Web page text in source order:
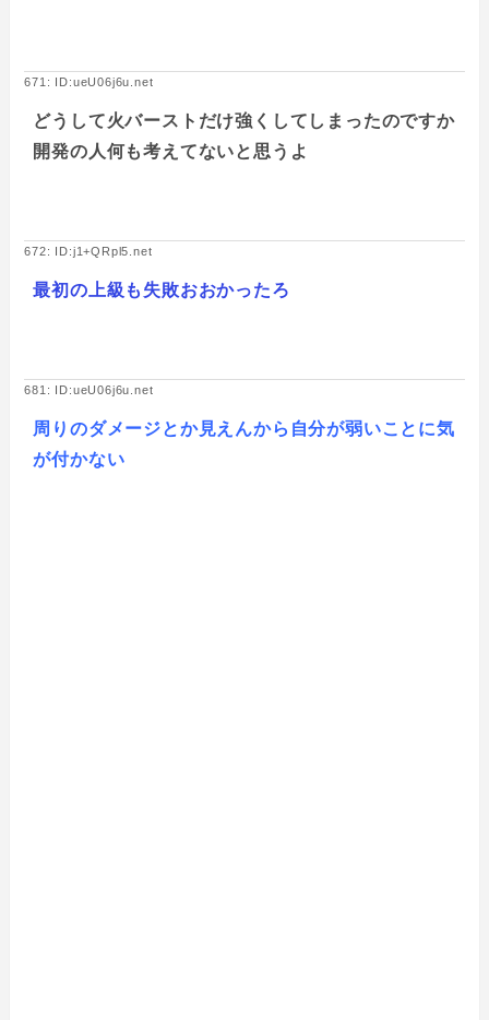
671: ID:ueU06j6u.net
どうして火バーストだけ強くしてしまったのですか
開発の人何も考えてないと思うよ
672: ID:j1+QRpl5.net
最初の上級も失敗おおかったろ
681: ID:ueU06j6u.net
周りのダメージとか見えんから自分が弱いことに気
が付かない